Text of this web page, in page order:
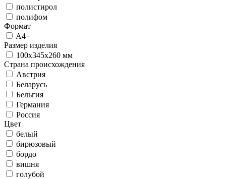
полистирол
полифом
Формат
A4+
Размер изделия
100х345х260 мм
Страна происхождения
Австрия
Беларусь
Бельгия
Германия
Россия
Цвет
белый
бирюзовый
бордо
вишня
голубой